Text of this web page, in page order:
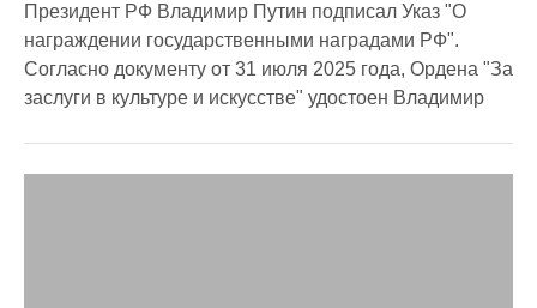
Президент РФ Владимир Путин подписал Указ "О
награждении государственными наградами РФ".
Согласно документу от 31 июля 2025 года, Ордена "За
заслуги в культуре и искусстве" удостоен Владимир